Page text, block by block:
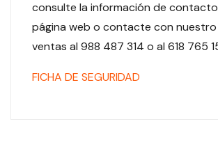
consulte la información de
página web o contacte con
ventas al 988 487 314 o al 618 765
FICHA DE SEGURIDAD